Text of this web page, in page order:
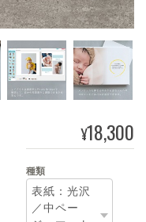
¥18,300
種類